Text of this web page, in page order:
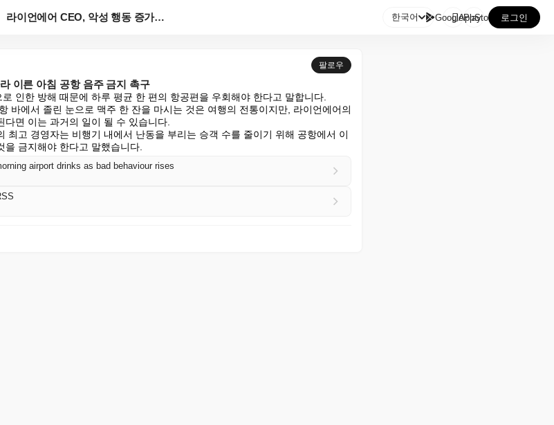
라이언에어 CEO, 악성 행동 증가에 따라 이른 아침 ... 한국어 GooglePlay
AppStore 로그인
팔로우
이른 아침 공항 음주 금지 촉구
인한 방해 때문에 하루 평균 한 편의 항공편을 우회해야 한다고 말합니다.
바에서 졸린 눈으로 맥주 한 잔을 마시는 것은 여행의 전통이지만, 라이언에어의
면 이는 과거의 일이 될 수 있습니다.
최고 경영자는 비행기 내에서 난동을 부리는 승객 수를 줄이기 위해 공항에서 이
금지해야 한다고 말했습니다.
airport drinks as bad behaviour rises